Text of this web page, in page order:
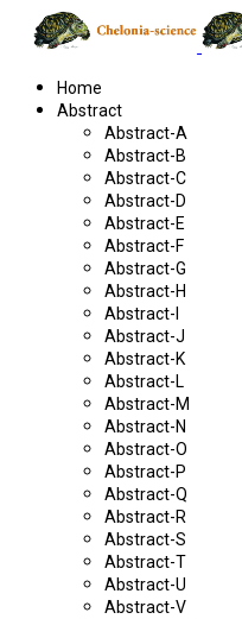
Home
Abstract
Abstract-A
Abstract-B
Abstract-C
Abstract-D
Abstract-E
Abstract-F
Abstract-G
Abstract-H
Abstract-I
Abstract-J
Abstract-K
Abstract-L
Abstract-M
Abstract-N
Abstract-O
Abstract-P
Abstract-Q
Abstract-R
Abstract-S
Abstract-T
Abstract-U
Abstract-V